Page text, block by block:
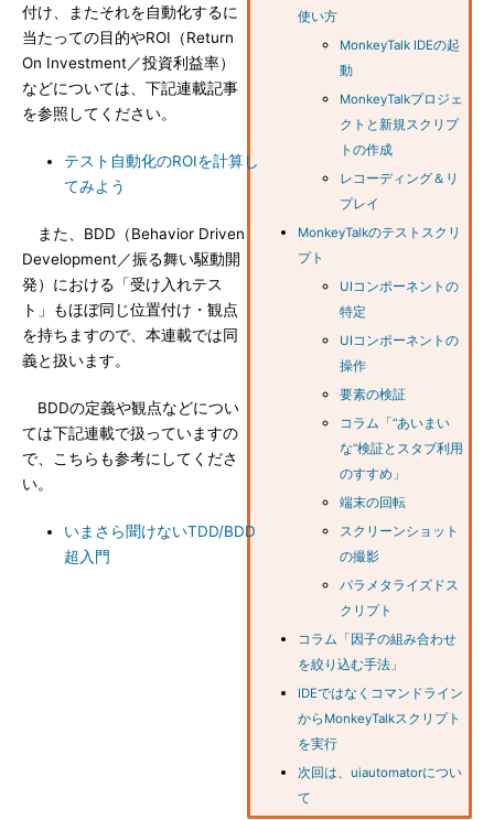
使い方
MonkeyTalk IDEの起
動
MonkeyTalkプロジェ
クトと新規スクリプ
トの作成
レコーディング＆リ
プレイ
MonkeyTalkのテストスクリ
プト
UIコンポーネントの
特定
UIコンポーネントの
操作
要素の検証
コラム「“あいまい
な”検証とスタブ利用
のすすめ」
端末の回転
スクリーンショット
の撮影
パラメタライズドス
クリプト
コラム「因子の組み合わせ
を絞り込む手法」
IDEではなくコマンドライン
からMonkeyTalkスクリプト
を実行
次回は、uiautomatorについ
て
付け、またそれを自動化するに
当たっての目的やROI（Return
On Investment／投資利益率）
などについては、下記連載記事
を参照してください。
テスト自動化のROIを計算し
てみよう
また、BDD（Behavior Driven
Development／振る舞い駆動開
発）における「受け入れテス
ト」もほぼ同じ位置付け・観点
を持ちますので、本連載では同
義と扱います。
BDDの定義や観点などについ
ては下記連載で扱っていますの
で、こちらも参考にしてくださ
い。
いまさら聞けないTDD/BDD
超入門